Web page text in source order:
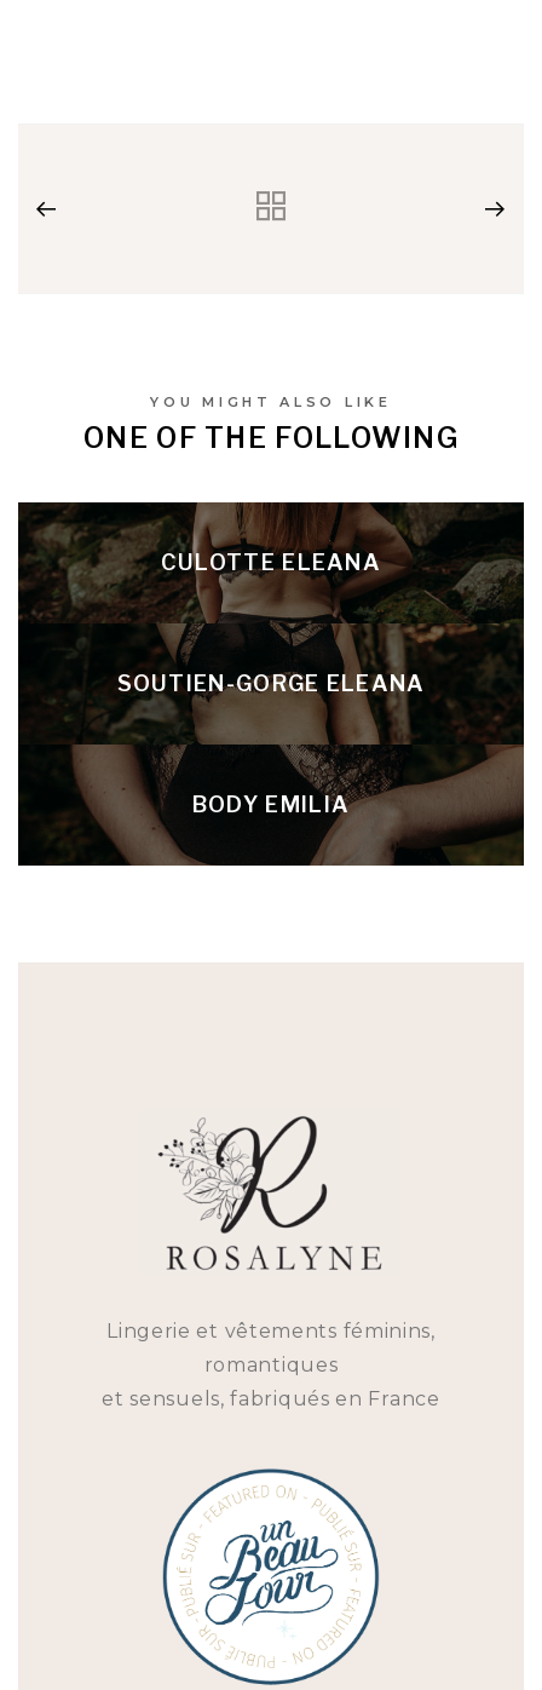
YOU MIGHT ALSO LIKE
ONE OF THE FOLLOWING
CULOTTE ELEANA
SOUTIEN-GORGE ELEANA
BODY EMILIA
Lingerie et vêtements féminins,
romantiques
et sensuels, fabriqués en France